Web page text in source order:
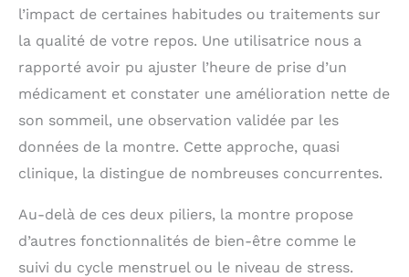
plus complète de
autonomie de la
batterie jusqu'à 5
jours Comprenez
score du sommeil, le
suivi de la respiration,
le suivi de l'énergie de
menstruel et de la
grossesse, le suivi de
l'hydratation, le suivi
l’impact de certaines habitudes ou traitements sur
la qualité de votre repos. Une utilisatrice nous a
rapporté avoir pu ajuster l’heure de prise d’un
médicament et constater une amélioration nette de
son sommeil, une observation validée par les
données de la montre. Cette approche, quasi
clinique, la distingue de nombreuses concurrentes.
Au-delà de ces deux piliers, la montre propose
d’autres fonctionnalités de bien-être comme le
suivi du cycle menstruel ou le niveau de stress.